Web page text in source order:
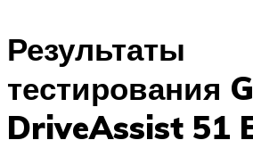
Результаты
тестирования
DriveAssist 51